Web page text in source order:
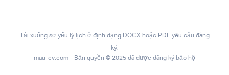
Tải xuống sơ yếu lý lịch ở định dạng DOCX hoặc PDF yêu cầu đăng
ký.
mau-cv.com - Bản quyền © 2025 đã được đăng ký bảo hộ